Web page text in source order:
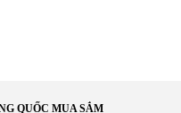
QUỐC MUA SẮM